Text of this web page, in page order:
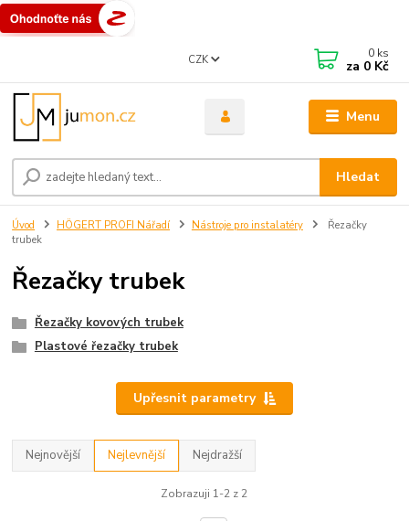
Menu
CZK
Hledat
0 ks
za 0 Kč
Úvod HÖGERT PROFI Nářadí Nástroje pro instalatéry
Řezačky
trubek
Řezačky trubek
Řezačky kovových trubek
Plastové řezačky trubek
Upřesnit parametry
Nejnovější Nejlevnější Nejdražší
Zobrazuji 1-2 z 2